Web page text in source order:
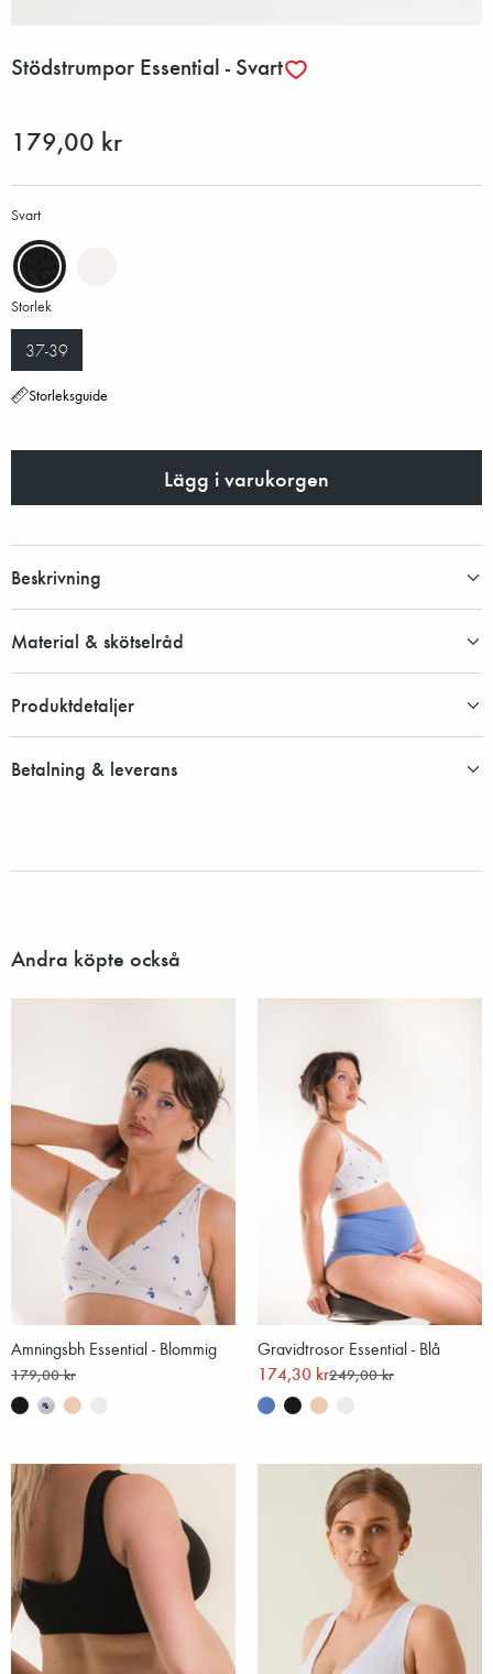
Stödstrumpor Essential - Svart
179,00 kr
Svart
Storlek
37-39
Storleksguide
Lägg i varukorgen
Beskrivning
Material & skötselråd
Produktdetaljer
Betalning & leverans
Andra köpte också
Amningsbh Essential - Blommig
179,00 kr
Gravidtrosor Essential - Blå
174,30 kr249,00 kr